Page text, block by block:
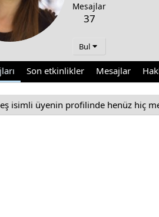
Mesajlar
37
Bul
Son etkinlikler Mesajlar
isimli üyenin profilinde henüz hiç